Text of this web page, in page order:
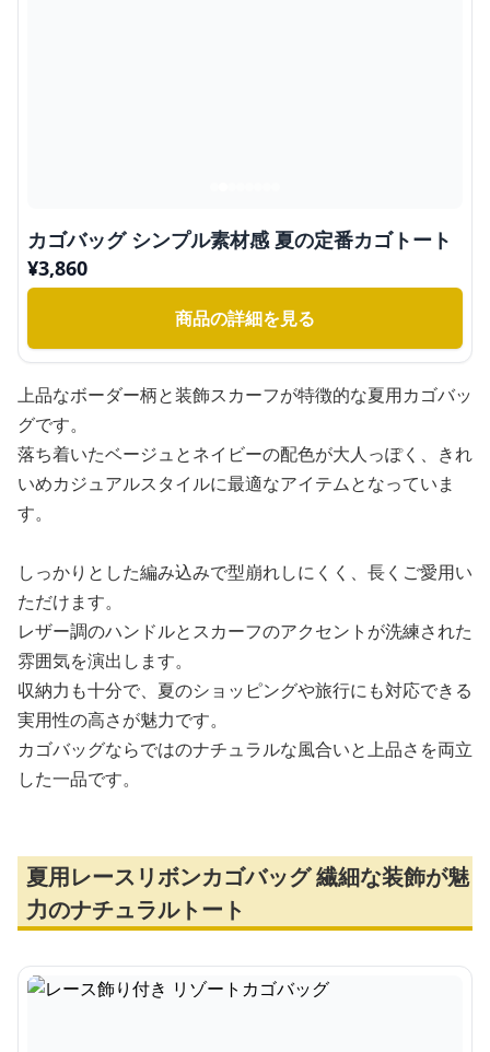
カゴバッグ シンプル素材感 夏の定番カゴトート
¥3,860
商品の詳細を見る
上品なボーダー柄と装飾スカーフが特徴的な夏用カゴバッ
グです。
落ち着いたベージュとネイビーの配色が大人っぽく、きれ
いめカジュアルスタイルに最適なアイテムとなっていま
す。
しっかりとした編み込みで型崩れしにくく、長くご愛用い
ただけます。
レザー調のハンドルとスカーフのアクセントが洗練された
雰囲気を演出します。
収納力も十分で、夏のショッピングや旅行にも対応できる
実用性の高さが魅力です。
カゴバッグならではのナチュラルな風合いと上品さを両立
した一品です。
夏用レースリボンカゴバッグ 繊細な装飾が魅
力のナチュラルトート